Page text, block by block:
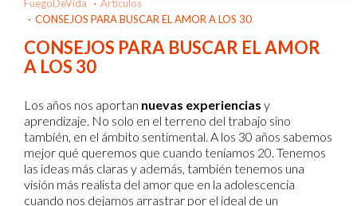
FuegoDeVida
Artículos
CONSEJOS PARA BUSCAR EL AMOR A LOS 30
CONSEJOS PARA BUSCAR EL AMOR
A LOS 30
Los años nos aportan nuevas experiencias y
aprendizaje. No solo en el terreno del trabajo sino
también, en el ámbito sentimental. A los 30 años sabemos
mejor qué queremos que cuando teníamos 20. Tenemos
las ideas más claras y además, también tenemos una
visión más realista del amor que en la adolescencia
cuando nos dejamos arrastrar por el ideal de un